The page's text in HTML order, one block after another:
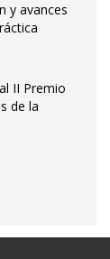
y avances
II Premio
de la